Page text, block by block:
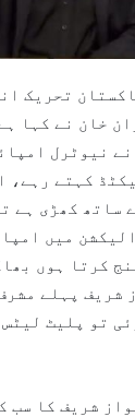
تحریک
خان نے کہا
نیوٹرل
کہتے رہے،
ساتھ کھڑی ہے
میں
کرتا ہوں
شریف پہلے
تو پلیٹ
شریف کا سب